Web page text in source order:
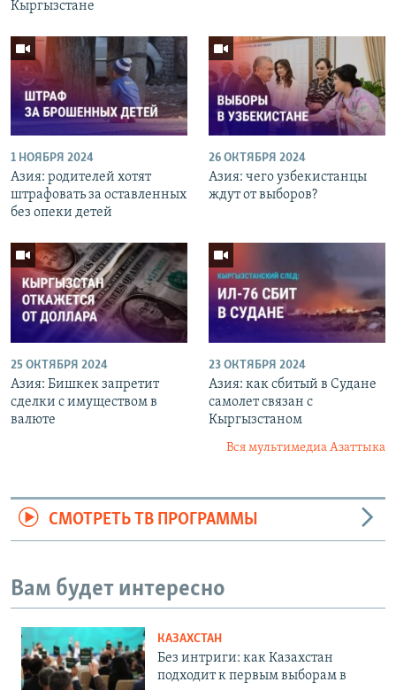
Кыргызстане
1 НОЯБРЯ 2024
Азия: родителей хотят
штрафовать за оставленных
без опеки детей
26 ОКТЯБРЯ 2024
Азия: чего узбекистанцы
ждут от выборов?
25 ОКТЯБРЯ 2024
Азия: Бишкек запретит
сделки с имуществом в
валюте
23 ОКТЯБРЯ 2024
Азия: как сбитый в Судане
самолет связан с
Кыргызстаном
Вся мультимедиа Азаттыка
СМОТРЕТЬ ТВ ПРОГРАММЫ
Вам будет интересно
КАЗАХСТАН
Без интриги: как Казахстан
подходит к первым выборам в